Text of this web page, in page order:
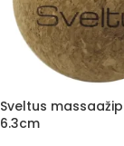
Sveltus
6.3cm